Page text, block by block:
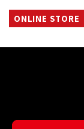
ONLINE STORE